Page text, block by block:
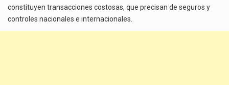
constituyen transacciones costosas, que precisan de seguros y
controles nacionales e internacionales.